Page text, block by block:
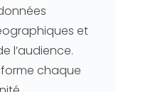
et
l’audience.
chaque